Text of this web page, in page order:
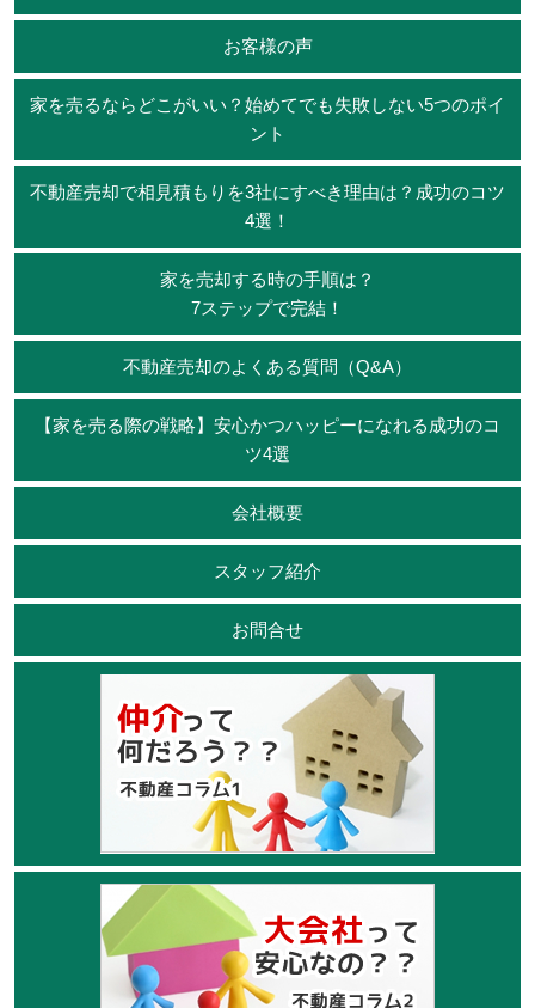
お客様の声
家を売るならどこがいい？始めてでも失敗しない5つのポイ
ント
不動産売却で相見積もりを3社にすべき理由は？成功のコツ
4選！
家を売却する時の手順は？
7ステップで完結！
不動産売却のよくある質問（Q&A）
【家を売る際の戦略】安心かつハッピーになれる成功のコ
ツ4選
会社概要
スタッフ紹介
お問合せ